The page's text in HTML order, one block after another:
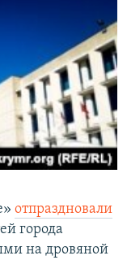
отпраздновали
города
на дровяной